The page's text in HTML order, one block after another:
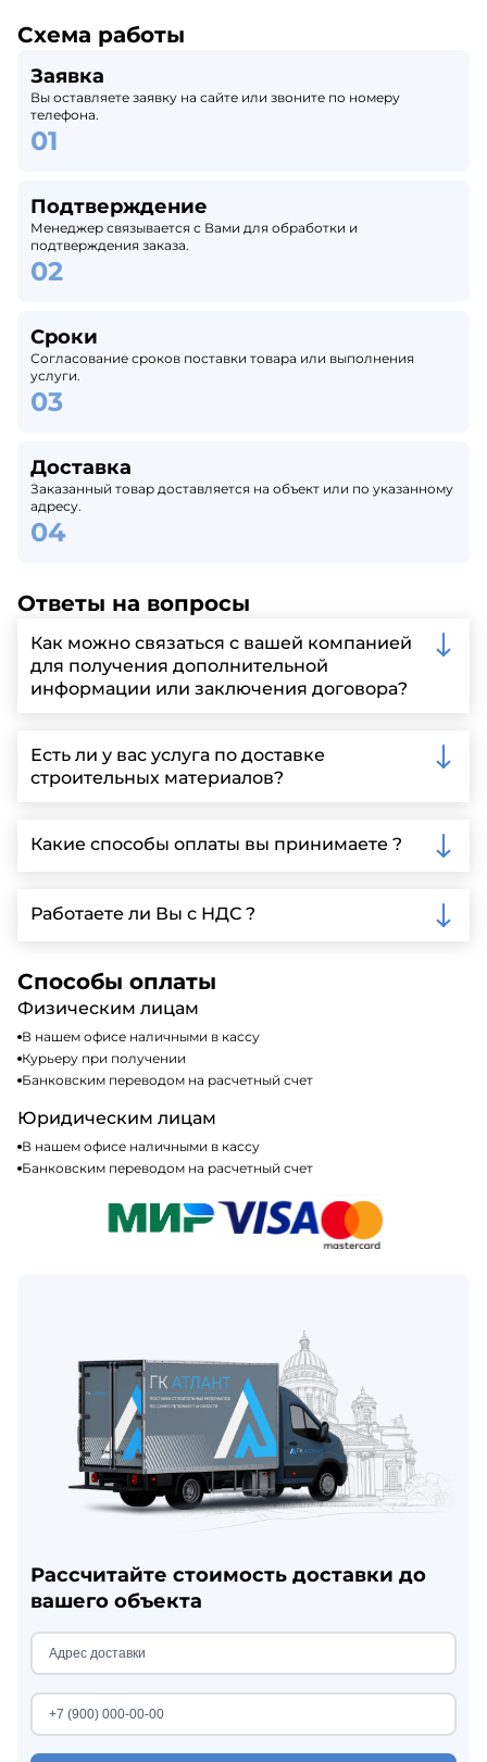
Схема работы
Заявка
Вы оставляете заявку на сайте или звоните по номеру
телефона.
Подтверждение
Менеджер связывается с Вами для обработки и
подтверждения заказа.
Сроки
Согласование сроков поставки товара или выполнения
услуги.
Доставка
Заказанный товар доставляется на объект или по указанному
адресу.
Ответы на вопросы
Как можно связаться с вашей компанией
для получения дополнительной
информации или заключения договора?
запрос через нашу официальную почту или
заполнить форму на нашем сайте для более
детальной информации и организации встречи.
Есть ли у вас услуга по доставке
строительных материалов?
Ленинградской области, у нас собственный
автопарк, для обеспечения быстрой и надежной
Какие способы оплаты вы принимаете ?
включая наличные, банковские переводы,
кредитные карты. Подробную информацию о
Работаете ли Вы с НДС ?
налогообложения, т.е с НДС 20%
Способы оплаты
Физическим лицам
В нашем офисе наличными в кассу
Курьеру при получении
Банковским переводом на расчетный счет
Юридическим лицам
В нашем офисе наличными в кассу
Банковским переводом на расчетный счет
Рассчитайте стоимость доставки до
вашего объекта